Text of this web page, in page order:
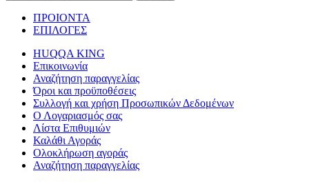
ΠΡΟΙΟΝΤΑ
ΕΠΙΛΟΓΕΣ
HUQQA KING
Επικοινωνία
Αναζήτηση παραγγελίας
Όροι και προϋποθέσεις
Συλλογή και χρήση Προσωπικών Δεδομένων
Ο Λογαριασμός σας
Λίστα Επιθυμιών
Καλάθι Αγοράς
Ολοκλήρωση αγοράς
Αναζήτηση παραγγελίας